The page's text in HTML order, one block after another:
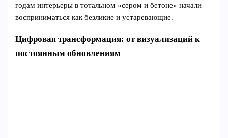
годам интерьеры в тотальном «сером и бетоне» начали
восприниматься как безликие и устаревающие.
Цифровая трансформация: от визуализаций к
постоянным обновлениям